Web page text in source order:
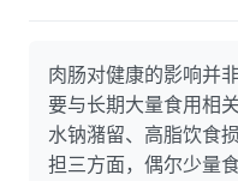
肉肠对健康的影响并
要与长期大量食用相
水钠潴留、高脂饮食
担三方面，偶尔少量